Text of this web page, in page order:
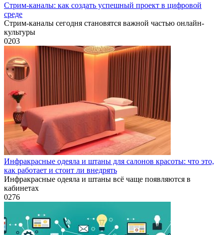
Стрим-каналы: как создать успешный проект в цифровой
среде
Стрим-каналы сегодня становятся важной частью онлайн-
культуры
0203
Инфракрасные одеяла и штаны для салонов красоты: что это,
как работает и стоит ли внедрять
Инфракрасные одеяла и штаны всё чаще появляются в
кабинетах
0276